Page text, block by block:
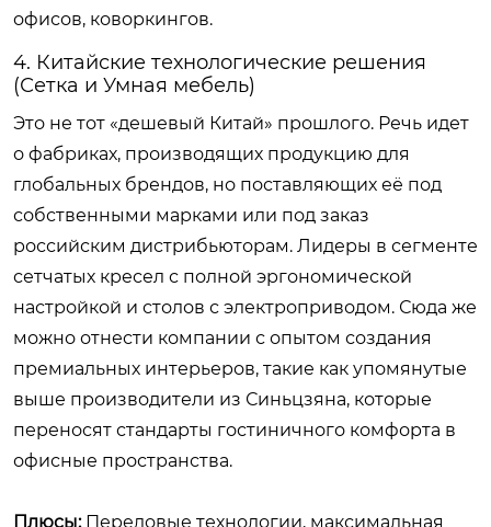
офисов, коворкингов.
4. Китайские технологические решения
(Сетка и Умная мебель)
Это не тот «дешевый Китай» прошлого. Речь идет
о фабриках, производящих продукцию для
глобальных брендов, но поставляющих её под
собственными марками или под заказ
российским дистрибьюторам. Лидеры в сегменте
сетчатых кресел с полной эргономической
настройкой и столов с электроприводом. Сюда же
можно отнести компании с опытом создания
премиальных интерьеров, такие как упомянутые
выше производители из Синьцзяна, которые
переносят стандарты гостиничного комфорта в
офисные пространства.
Плюсы:Передовые технологии, максимальная